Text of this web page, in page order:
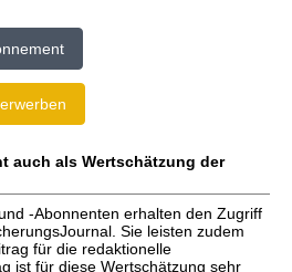
auch als Wertschätzung der
-Abonnenten erhalten den Zugriff
Sie leisten zudem
für die redaktionelle
ist für diese Wertschätzung sehr